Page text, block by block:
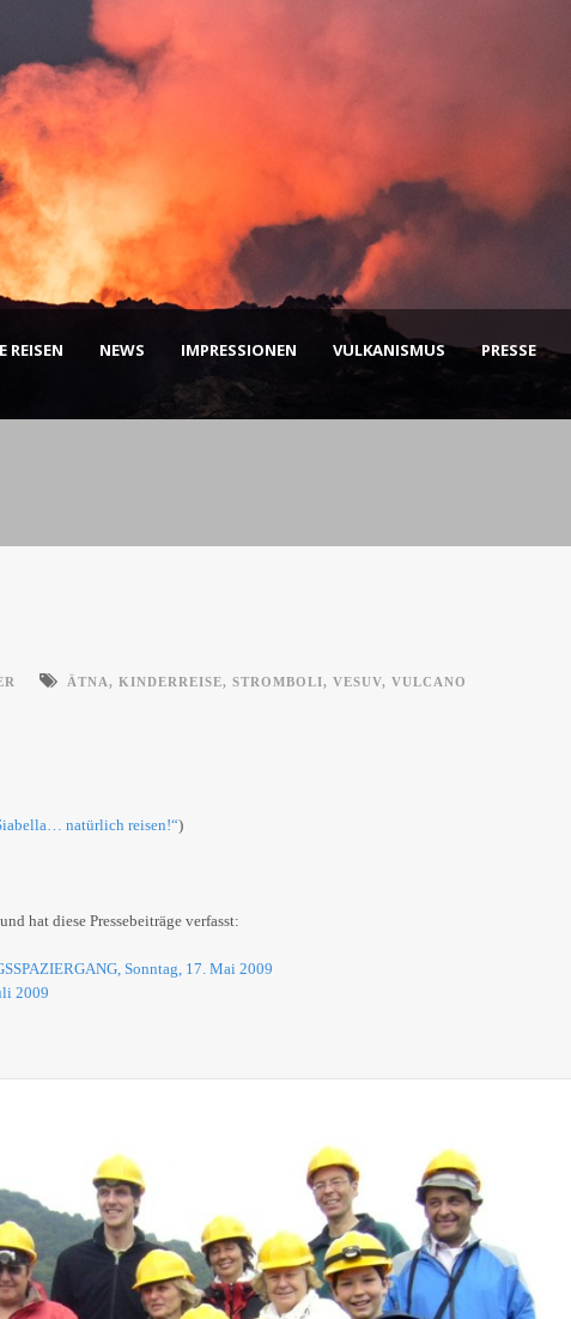
REISEN NEWS IMPRESSIONEN VULKANISMUS PRESSE
ÄTNA, KINDERREISE, STROMBOLI, VESUV, VULCANO
natürlich reisen!“)
hat diese Pressebeiträge verfasst:
Sonntag, 17. Mai 2009
2009